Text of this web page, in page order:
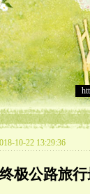
10-22 13:29:36
极公路旅